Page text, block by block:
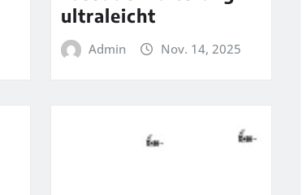
ultraleicht
Admin Nov. 14, 2025